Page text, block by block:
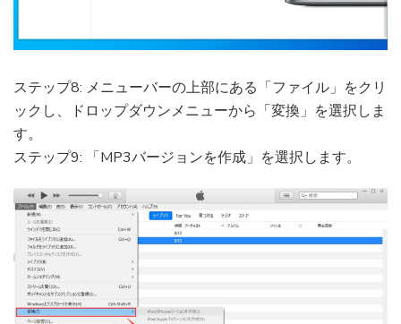
ステップ8: メニューバーの上部にある「ファイル」をクリ
ックし、ドロップダウンメニューから「変換」を選択しま
す。
ステップ9: 「MP3バージョンを作成」を選択します。